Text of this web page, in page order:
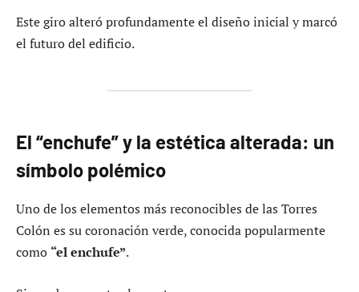
Este giro alteró profundamente el diseño inicial y marcó
el futuro del edificio.
El “enchufe” y la estética alterada: un
símbolo polémico
Uno de los elementos más reconocibles de las Torres
Colón es su coronación verde, conocida popularmente
como “el enchufe”.